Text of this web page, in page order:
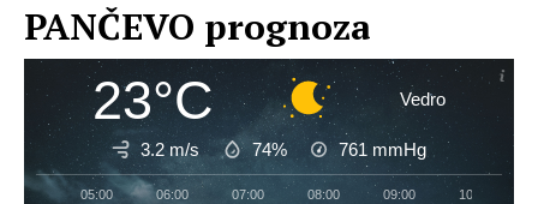
PANČEVO prognoza
23°C Vedro
3.2 m/s 74% 761 mmHg
05:00 06:00 07:00 08:00 09:00 10:00